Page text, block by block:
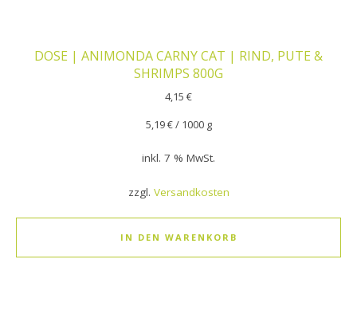
DOSE | ANIMONDA CARNY CAT | RIND, PUTE &
SHRIMPS 800G
4,15 €
5,19€/ 1000 g
inkl. 7 % MwSt.
zzgl. Versandkosten
IN DEN WARENKORB